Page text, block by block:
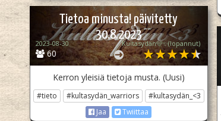
Tietoa minusta! päivitetty
30.8.2023
60
2023-08-30 Kultasydän🩵✨️(lopannut)
Kerron yleisiä tietoja musta. (Uusi)
#tieto #kultasydän_warriors
#kultasydän_<3
Jaa
Twiittaa